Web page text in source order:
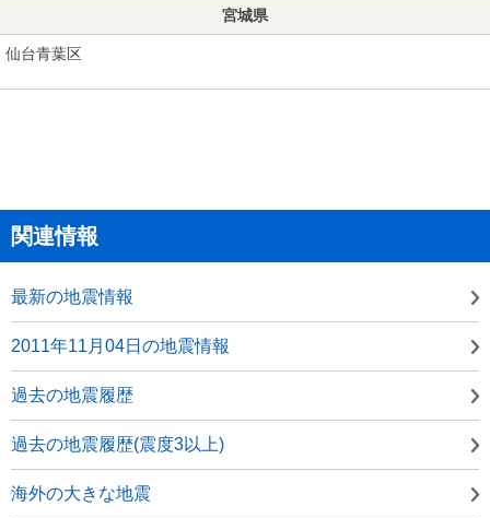
宮城県
仙台青葉区
関連情報
最新の地震情報
2011年11月04日の地震情報
過去の地震履歴
過去の地震履歴(震度3以上)
海外の大きな地震